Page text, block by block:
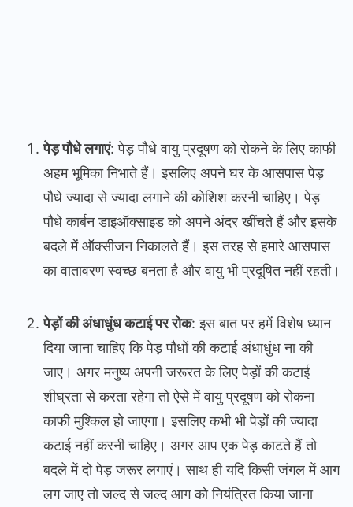
पेड़ पौधे लगाएं: पेड़ पौधे वायु प्रदूषण को रोकने के लिए काफी
अहम भूमिका निभाते हैं। इसलिए अपने घर के आसपास पेड़
पौधे ज्यादा से ज्यादा लगाने की कोशिश करनी चाहिए। पेड़
पौधे कार्बन डाइऑक्साइड को अपने अंदर खींचते हैं और इसके
बदले में ऑक्सीजन निकालते हैं। इस तरह से हमारे आसपास
का वातावरण स्वच्छ बनता है और वायु भी प्रदूषित नहीं रहती।
पेड़ों की अंधाधुंध कटाई पर रोक: इस बात पर हमें विशेष ध्यान
दिया जाना चाहिए कि पेड़ पौधों की कटाई अंधाधुंध ना की
जाए। अगर मनुष्य अपनी जरूरत के लिए पेड़ों की कटाई
शीघ्रता से करता रहेगा तो ऐसे में वायु प्रदूषण को रोकना
काफी मुश्किल हो जाएगा। इसलिए कभी भी पेड़ों की ज्यादा
कटाई नहीं करनी चाहिए। अगर आप एक पेड़ काटते हैं तो
बदले में दो पेड़ जरूर लगाएं। साथ ही यदि किसी जंगल में आग
लग जाए तो जल्द से जल्द आग को नियंत्रित किया जाना